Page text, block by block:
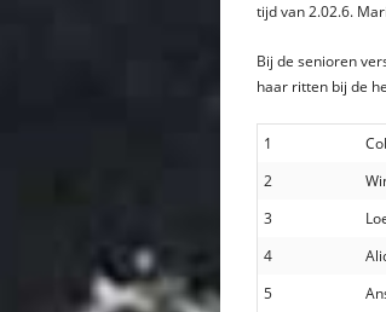
tijd van 2.02.6.
Bij de senioren
haar ritten bij de
1
2
3
4
5